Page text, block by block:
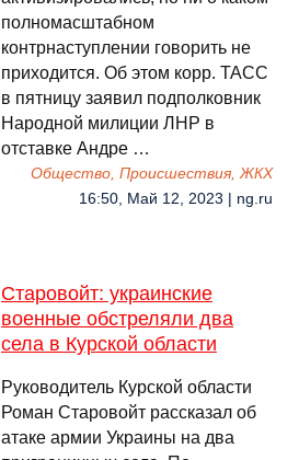
полномасштабном
контрнаступлении говорить не
приходится. Об этом корр. ТАСС
в пятницу заявил подполковник
Народной милиции ЛНР в
отставке Андре …
Общество, Происшествия, ЖКХ
16:50, Май 12, 2023 | ng.ru
Старовойт: украинские
военные обстреляли два
села в Курской области
Руководитель Курской области
Роман Старовойт рассказал об
атаке армии Украины на два